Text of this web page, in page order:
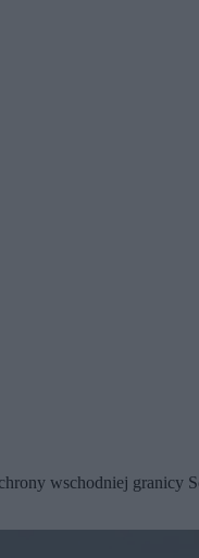
wschodniej granicy